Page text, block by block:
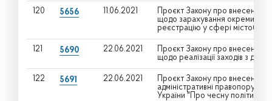
120 5656 11.06.2021
Проєкт Закону про внесення
щодо зарахування окремих
реєстрацію у сфері
121 5690 22.06.2021
Проєкт Закону про внесення
щодо реалізації заходів з
122 5691 22.06.2021
Проєкт Закону про внесення
адміністративні
України "Про чесну політику